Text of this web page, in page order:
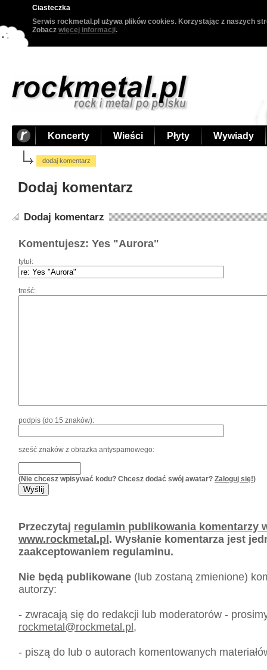
Ciasteczka
Serwis rockmetal.pl używa plików cookies. Korzystając z naszych
Zobacz więcej informacji.
Koncerty Wieści Płyty Wywiady
dodaj komentarz
Dodaj komentarz
Dodaj komentarz
Komentujesz: Yes "Aurora"
tytuł:
treść:
podpis (do 15 znaków):
sześć znaków z obrazka antyspamowego:
(Nie chcesz wpisywać kodu? Chcesz dodać swój awatar? Zaloguj się!)
Przeczytaj regulamin publikowania komentarzy
www.rockmetal.pl. Wysłanie komentarza jest
zaakceptowaniem regulaminu.
Nie będą publikowane (lub zostaną zmienione)
autorzy:
- zwracają się do redakcji lub moderatorów -
rockmetal@rockmetal.pl,
- piszą do lub o autorach komentowanych